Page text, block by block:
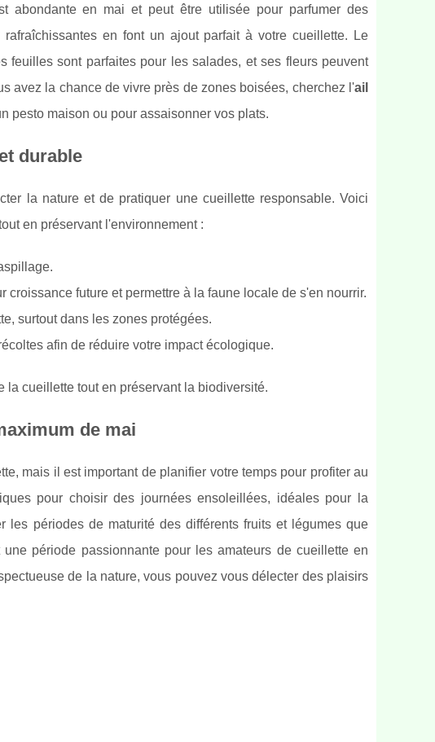
abondante en mai et peut être utilisée pour parfumer des
en font un ajout parfait à votre cueillette. Le
feuilles sont parfaites pour les salades, et ses fleurs peuvent
avez la chance de vivre près de zones boisées, cherchez l'ail
pesto maison ou pour assaisonner vos plats.
durable
la nature et de pratiquer une cueillette responsable. Voici
en préservant l'environnement :
future et permettre à la faune locale de s'en nourrir.
surtout dans les zones protégées.
afin de réduire votre impact écologique.
la cueillette tout en préservant la biodiversité.
de mai
mais il est important de planifier votre temps pour profiter au
pour choisir des journées ensoleillées, idéales pour la
les périodes de maturité des différents fruits et légumes que
période passionnante pour les amateurs de cueillette en
de la nature, vous pouvez vous délecter des plaisirs